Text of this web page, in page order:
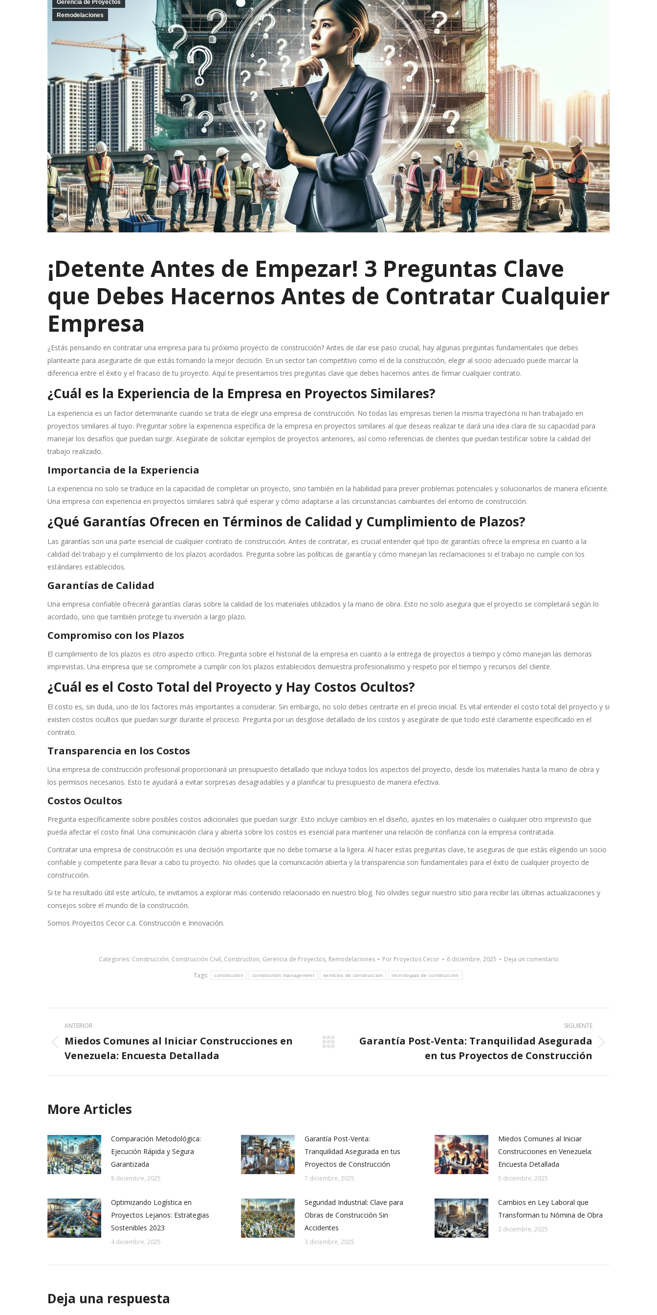
Gerencia de Proyectos
Remodelaciones
¡Detente Antes de Empezar! 3 Preguntas Clave
que Debes Hacernos Antes de Contratar Cualquier
Empresa
¿Estás pensando en contratar una empresa para tu próximo proyecto de construcción? Antes de dar ese paso crucial, hay algunas preguntas fundamentales que debes
plantearte para asegurarte de que estás tomando la mejor decisión. En un sector tan competitivo como el de la construcción, elegir al socio adecuado puede marcar la
diferencia entre el éxito y el fracaso de tu proyecto. Aquí te presentamos tres preguntas clave que debes hacernos antes de firmar cualquier contrato.
¿Cuál es la Experiencia de la Empresa en Proyectos Similares?
La experiencia es un factor determinante cuando se trata de elegir una empresa de construcción. No todas las empresas tienen la misma trayectoria ni han trabajado en
proyectos similares al tuyo. Preguntar sobre la experiencia específica de la empresa en proyectos similares al que deseas realizar te dará una idea clara de su capacidad para
manejar los desafíos que puedan surgir. Asegúrate de solicitar ejemplos de proyectos anteriores, así como referencias de clientes que puedan testificar sobre la calidad del
trabajo realizado.
Importancia de la Experiencia
La experiencia no solo se traduce en la capacidad de completar un proyecto, sino también en la habilidad para prever problemas potenciales y solucionarlos de manera eficiente.
Una empresa con experiencia en proyectos similares sabrá qué esperar y cómo adaptarse a las circunstancias cambiantes del entorno de construcción.
¿Qué Garantías Ofrecen en Términos de Calidad y Cumplimiento de Plazos?
Las garantías son una parte esencial de cualquier contrato de construcción. Antes de contratar, es crucial entender qué tipo de garantías ofrece la empresa en cuanto a la
calidad del trabajo y el cumplimiento de los plazos acordados. Pregunta sobre las políticas de garantía y cómo manejan las reclamaciones si el trabajo no cumple con los
estándares establecidos.
Garantías de Calidad
Una empresa confiable ofrecerá garantías claras sobre la calidad de los materiales utilizados y la mano de obra. Esto no solo asegura que el proyecto se completará según lo
acordado, sino que también protege tu inversión a largo plazo.
Compromiso con los Plazos
El cumplimiento de los plazos es otro aspecto crítico. Pregunta sobre el historial de la empresa en cuanto a la entrega de proyectos a tiempo y cómo manejan las demoras
imprevistas. Una empresa que se compromete a cumplir con los plazos establecidos demuestra profesionalismo y respeto por el tiempo y recursos del cliente.
¿Cuál es el Costo Total del Proyecto y Hay Costos Ocultos?
El costo es, sin duda, uno de los factores más importantes a considerar. Sin embargo, no solo debes centrarte en el precio inicial. Es vital entender el costo total del proyecto y si
existen costos ocultos que puedan surgir durante el proceso. Pregunta por un desglose detallado de los costos y asegúrate de que todo esté claramente especificado en el
contrato.
Transparencia en los Costos
Una empresa de construcción profesional proporcionará un presupuesto detallado que incluya todos los aspectos del proyecto, desde los materiales hasta la mano de obra y
los permisos necesarios. Esto te ayudará a evitar sorpresas desagradables y a planificar tu presupuesto de manera efectiva.
Costos Ocultos
Pregunta específicamente sobre posibles costos adicionales que puedan surgir. Esto incluye cambios en el diseño, ajustes en los materiales o cualquier otro imprevisto que
pueda afectar el costo final. Una comunicación clara y abierta sobre los costos es esencial para mantener una relación de confianza con la empresa contratada.
Contratar una empresa de construcción es una decisión importante que no debe tomarse a la ligera. Al hacer estas preguntas clave, te aseguras de que estás eligiendo un socio
confiable y competente para llevar a cabo tu proyecto. No olvides que la comunicación abierta y la transparencia son fundamentales para el éxito de cualquier proyecto de
construcción.
Si te ha resultado útil este artículo, te invitamos a explorar más contenido relacionado en nuestro blog. No olvides seguir nuestro sitio para recibir las últimas actualizaciones y
consejos sobre el mundo de la construcción.
Somos Proyectos Cecor c.a. Construcción e Innovación.
Categories: Construcción, Construcción Civil, Construction, Gerencia de Proyectos, Remodelaciones Por Proyectos Cecor 6 diciembre, 2025
Deja un comentario
Tags:
construction construction management servicios de construccion tecnologias de construccion
navigation
ANTERIOR
Previous
post:
Miedos Comunes al Iniciar Construcciones en
Venezuela: Encuesta Detallada
SIGUIENTE
NextGarantía Post-Venta: Tranquilidad Asegurada
en tus Proyectos de Construcción
More Articles
Comparación Metodológica:
Ejecución Rápida y Segura
Garantizada
8 diciembre, 2025
Garantía Post-Venta:
Tranquilidad Asegurada en tus
Proyectos de Construcción
7 diciembre, 2025
Miedos Comunes al Iniciar
Construcciones en Venezuela:
Encuesta Detallada
5 diciembre, 2025
Optimizando Logística en
Proyectos Lejanos: Estrategias
Sostenibles 2023
4 diciembre, 2025
Seguridad Industrial: Clave para
Obras de Construcción Sin
Accidentes
3 diciembre, 2025
Cambios en Ley Laboral que
Transforman tu Nómina de Obra
2 diciembre, 2025
Deja una respuesta